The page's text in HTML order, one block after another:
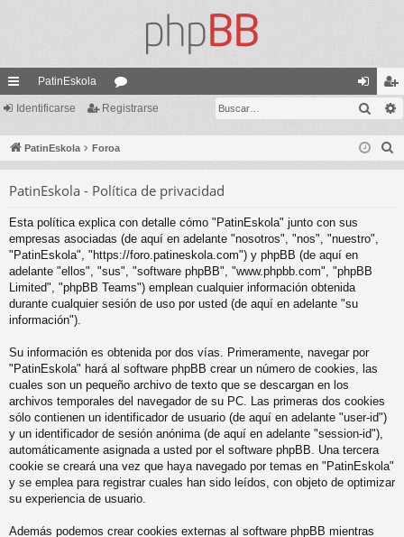
nl
ac
es
rá
pi
do
s
PatinEskola
or
os
de
nti
fic
eg
ist
ra
Identificarse Registrarse
PatinEskola Foroa
PatinEskola - Política de privacidad
Esta política explica con detalle cómo "PatinEskola" junto con sus
empresas asociadas (de aquí en adelante "nosotros", "nos", "nuestro",
"PatinEskola", "https://foro.patineskola.com") y phpBB (de aquí en
adelante "ellos", "sus", "software phpBB", "www.phpbb.com", "phpBB
Limited", "phpBB Teams") emplean cualquier información obtenida
durante cualquier sesión de uso por usted (de aquí en adelante "su
información").
Su información es obtenida por dos vías. Primeramente, navegar por
"PatinEskola" hará al software phpBB crear un número de cookies, las
cuales son un pequeño archivo de texto que se descargan en los
archivos temporales del navegador de su PC. Las primeras dos cookies
sólo contienen un identificador de usuario (de aquí en adelante "user-id")
y un identificador de sesión anónima (de aquí en adelante "session-id"),
automáticamente asignada a usted por el software phpBB. Una tercera
cookie se creará una vez que haya navegado por temas en "PatinEskola"
y se emplea para registrar cuales han sido leídos, con objeto de optimizar
su experiencia de usuario.
Además podemos crear cookies externas al software phpBB mientras